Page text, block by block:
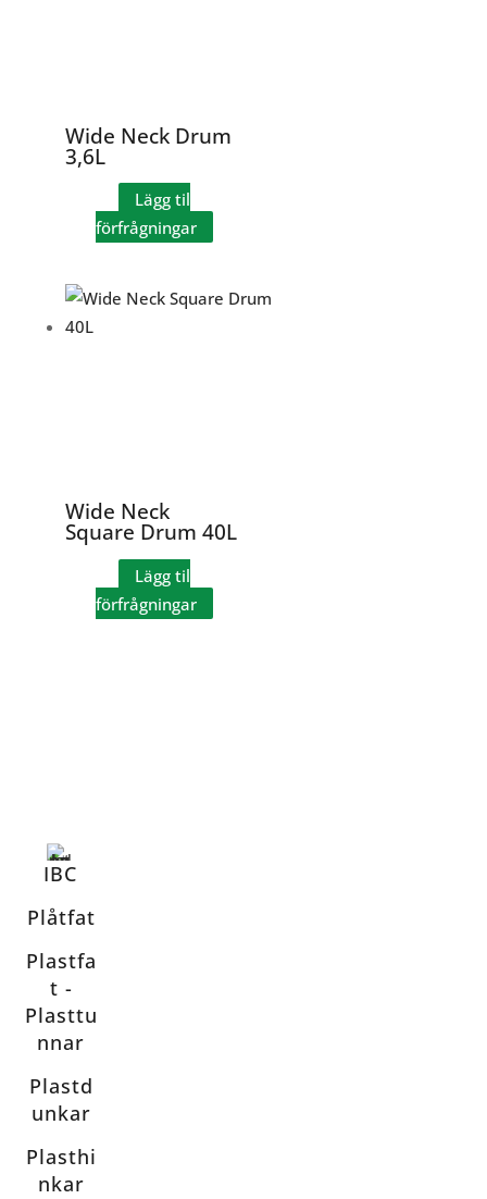
Wide Neck Drum
3,6L
Lägg til
förfrågningar
Wide Neck
Square Drum 40L
Lägg til
förfrågningar
IBC
Plåtfat
Plastfa
t -
Plasttu
nnar
Plastd
unkar
Plasthi
nkar